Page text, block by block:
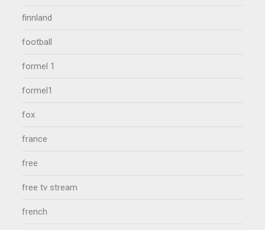
finnland
football
formel 1
formel1
fox
france
free
free tv stream
french